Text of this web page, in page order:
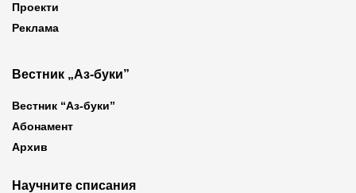
Проекти
Реклама
Вестник „Аз-буки”
Вестник “Аз-буки”
Абонамент
Архив
Научните списания